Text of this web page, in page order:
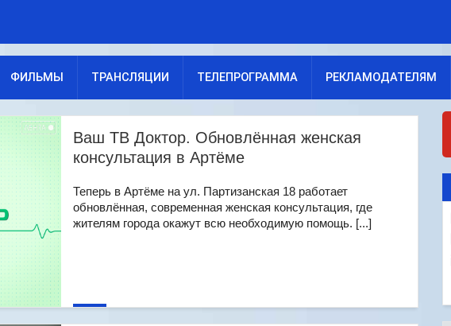
ФИЛЬМЫ ТРАНСЛЯЦИИ ТЕЛЕПРОГРАММА РЕКЛАМОДАТЕЛЯМ
Ваш ТВ Доктор. Обновлённая женская
консультация в Артёме
Теперь в Артёме на ул. Партизанская 18 работает
обновлённая, современная женская консультация, где
жителям города окажут всю необходимую помощь. [...]